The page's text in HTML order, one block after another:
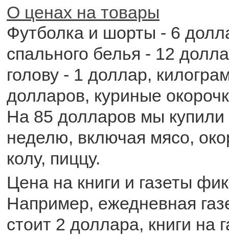
О ценах на товары
Футболка и шорты - 6
спального белья - 12
голову - 1 доллар,
долларов, куриные
На 85 долларов мы
неделю, включая мясо,
колу, пиццу.
Цена на книги и газеты
Например, ежедневная
стоит 2 доллара, книги на